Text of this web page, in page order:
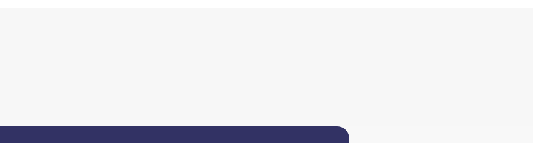
neuer Batterie und korrekt eingestellter Uhrzeit an,